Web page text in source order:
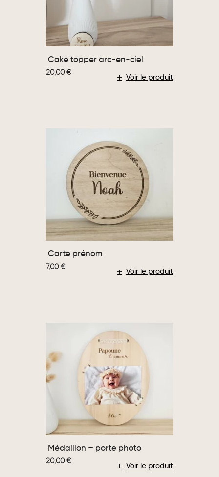
Voir le produit
Cake topper arc-en-ciel
20,00€
Voir le produit
Carte prénom
7,00€
Voir le produit
Médaillon – porte photo
20,00€